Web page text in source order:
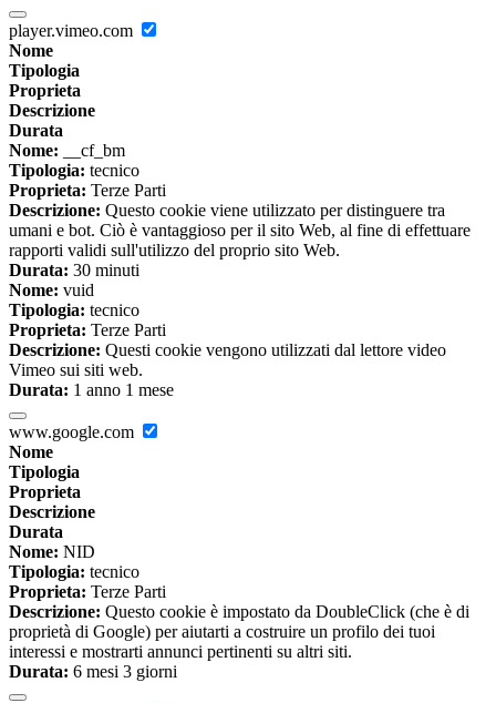
player.vimeo.com
Nome
Tipologia
Proprieta
Descrizione
Durata
Nome: __cf_bm
Tipologia: tecnico
Proprieta: Terze Parti
Descrizione: Questo cookie viene utilizzato per distinguere tra
umani e bot. Ciò è vantaggioso per il sito Web, al fine di effettuare
rapporti validi sull'utilizzo del proprio sito Web.
Durata: 30 minuti
Nome: vuid
Tipologia: tecnico
Proprieta: Terze Parti
Descrizione: Questi cookie vengono utilizzati dal lettore video
Vimeo sui siti web.
Durata: 1 anno 1 mese
www.google.com
Nome
Tipologia
Proprieta
Descrizione
Durata
Nome: NID
Tipologia: tecnico
Proprieta: Terze Parti
Descrizione: Questo cookie è impostato da DoubleClick (che è di
proprietà di Google) per aiutarti a costruire un profilo dei tuoi
interessi e mostrarti annunci pertinenti su altri siti.
Durata: 6 mesi 3 giorni